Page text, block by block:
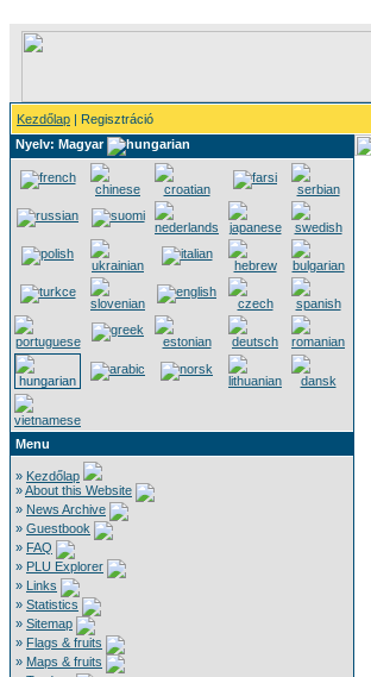
Kezdőlap | Regisztráció
Nyelv: Magyar
Menu
» Kezdőlap
»About this Website
» News Archive
» Guestbook
» FAQ
» PLU Explorer
» Links
» Statistics
» Sitemap
» Flags & fruits
» Maps & fruits